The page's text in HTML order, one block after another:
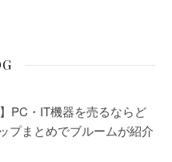
PC・IT機器を売るならど
プまとめでブルームが紹介